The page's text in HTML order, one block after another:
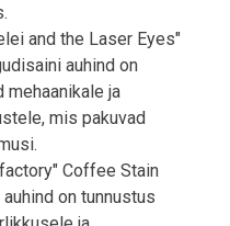
and the Laser Eyes"
auhind on
mehaanikale ja
mis pakuvad
Coffee Stain
on tunnustus